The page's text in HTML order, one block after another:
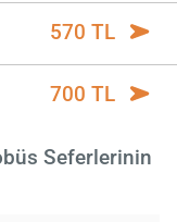
570 TL
700 TL
Seferlerinin